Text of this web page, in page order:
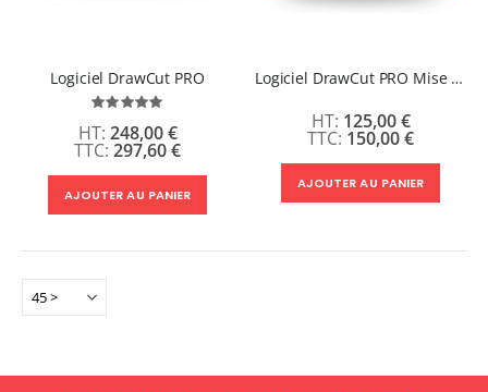
Logiciel DrawCut PRO
Évaluation:
297,60 €
248,00 €
AJOUTER AU PANIER
Logiciel DrawCut PRO Mise à jour
150,00 €
125,00 €
AJOUTER AU PANIER